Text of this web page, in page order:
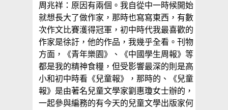
周兆祥：原因有兩個。我自從中一時候開始
就想長大了做作家，那時也寫寫東西，有數
次作文比賽濩得冠軍，初中時代我最喜歡的
作家是徐訏，他的作品，我幾乎全看。刊物
方面，《青年樂園》、《中國學生周報》等
都是我的精神食糧，但受影響最深的則是高
小和初中時看《兒童報》，那時的、《兒童
報》是由著名兒童文學家劉惠瓊女士辦的，
一起參與編務的有今天的兒童文學出版家何